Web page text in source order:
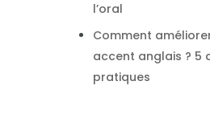
l’oral
Comment
accent anglais ? 5
pratiques